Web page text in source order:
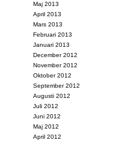
Maj 2013
April 2013
Mars 2013
Februari 2013
Januari 2013
December 2012
November 2012
Oktober 2012
September 2012
Augusti 2012
Juli 2012
Juni 2012
Maj 2012
April 2012